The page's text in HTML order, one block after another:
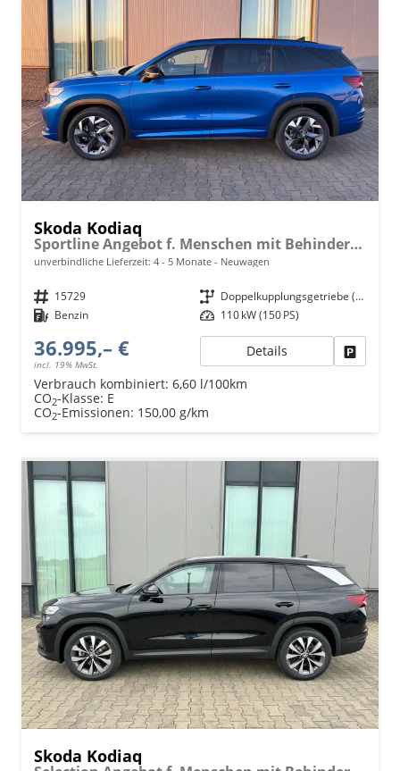
Skoda Kodiaq
Sportline Angebot f. Menschen mit Behinderung 100%! 1.5 TSI 150PS DSG, 19" Alu, NAVI 13", MATRIX-LED-Scheinwerfer, KESSY, Alarm, Parksensoren vorn/hinten, Rückfahrkamera, Tempomat, Elektr. Heckklappe + Fahrersitz, Sitzheizung, 3-Zonen-Climatronic
unverbindliche Lieferzeit: 4 - 5 Monate Neuwagen
Fahrzeugnr. 15729 Getriebe
Doppelkupplungsgetriebe (DSG)
Kraftstoff Benzin Leistung 110 kW (150 PS)
36.995,– €
incl. 19% MwSt.
Details
Verbrauch kombiniert: 6,60 l/100km
CO2-Klasse: E
CO2-Emissionen: 150,00 g/km
Skoda Kodiaq